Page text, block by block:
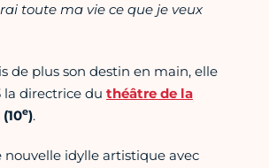
toute ma vie ce que je veux
de plus son destin en main, elle
la directrice du théâtre de la
(10e).
nouvelle idylle artistique avec